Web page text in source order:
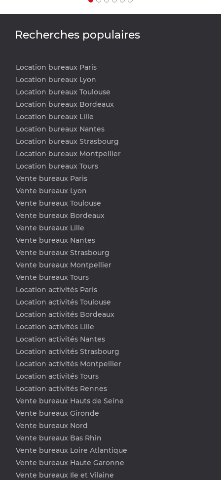
Recherches populaires
Location bureaux Paris
Location bureaux Lyon
Location bureaux Toulouse
Location bureaux Bordeaux
Location bureaux Lille
Location bureaux Nantes
Location bureaux Strasbourg
Location bureaux Montpellier
Location bureaux Tours
Vente bureaux Paris
Vente bureaux Lyon
Vente bureaux Toulouse
Vente bureaux Bordeaux
Vente bureaux Lille
Vente bureaux Nantes
Vente bureaux Strasbourg
Vente bureaux Montpellier
Vente bureaux Tours
Location activités Paris
Location activités Toulouse
Location activités Bordeaux
Location activités Lille
Location activités Nantes
Location activités Strasbourg
Location activités Montpellier
Location activités Tours
Location activités Rennes
Vente bureaux Hauts de Seine
Vente bureaux Gironde
Vente bureaux Nord
Vente bureaux Bas Rhin
Vente bureaux Loire Atlantique
Vente bureaux Haute Garonne
Vente bureaux Ile et Vilaine